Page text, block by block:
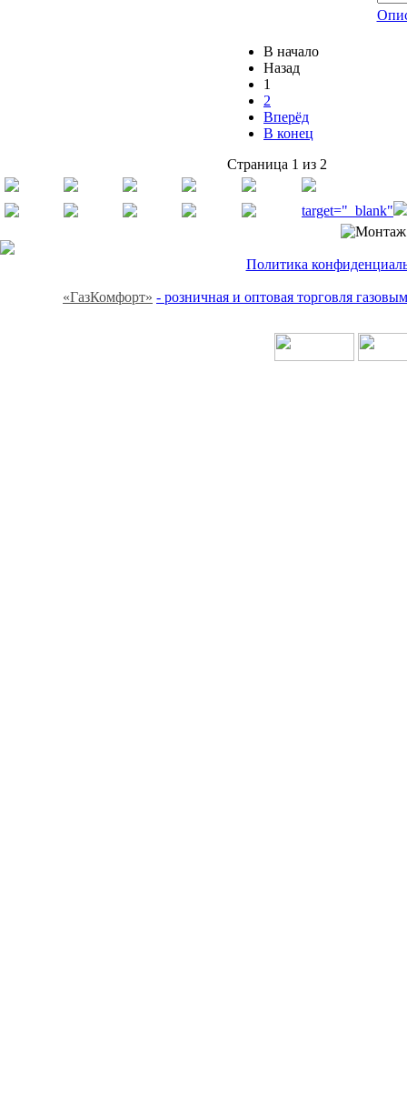
В начало
Назад
1
2
Вперёд
В конец
Страница 1 из 2
target="_blank"
Политика
«ГазКомфорт» - розничная и оптовая торговля